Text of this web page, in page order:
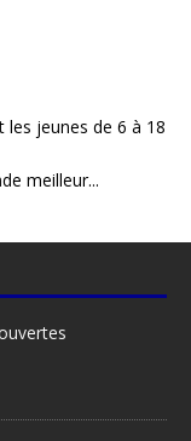
les jeunes de 6 à 18
meilleur...